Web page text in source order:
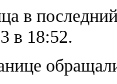
в
в 18:52.